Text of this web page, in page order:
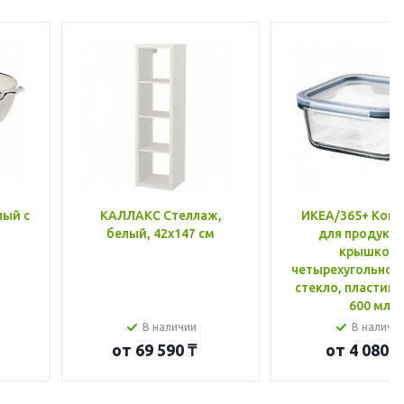
с
КАЛЛАКС Стеллаж,
белый, 42x147 см
В наличии
от 69 590 ₸
ИКЕА/365+
для
крышкой,
стекло, пластик
600 мл
В
от 4 080 ₸